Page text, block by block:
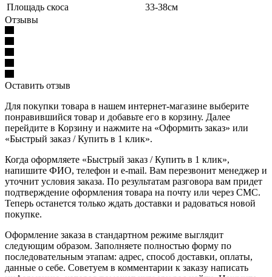
Площадь скоса
33-38см
Отзывы
Оставить отзыв
Для покупки товара в нашем интернет-магазине выберите
понравившийся товар и добавьте его в корзину. Далее
перейдите в Корзину и нажмите на «Оформить заказ» или
«Быстрый заказ / Купить в 1 клик».
Когда оформляете «Быстрый заказ / Купить в 1 клик»,
напишите ФИО, телефон и e-mail. Вам перезвонит менеджер и
уточнит условия заказа. По результатам разговора вам придет
подтверждение оформления товара на почту или через СМС.
Теперь останется только ждать доставки и радоваться новой
покупке.
Оформление заказа в стандартном режиме выглядит
следующим образом. Заполняете полностью форму по
последовательным этапам: адрес, способ доставки, оплаты,
данные о себе. Советуем в комментарии к заказу написать